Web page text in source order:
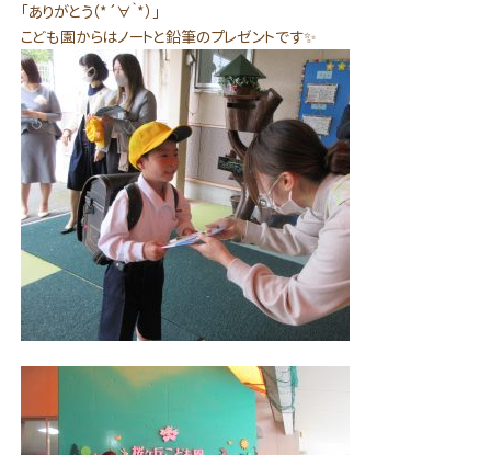
「ありがとう（*´∀｀*）」
こども園からはノートと鉛筆のプレゼントです✨